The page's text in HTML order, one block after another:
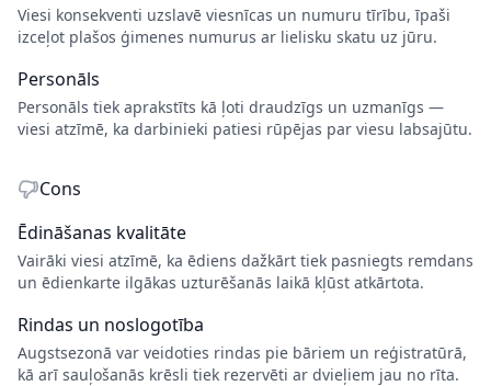
Viesi konsekventi uzslavē viesnīcas un numuru tīrību, īpaši
izceļot plašos ģimenes numurus ar lielisku skatu uz jūru.
Personāls
Personāls tiek aprakstīts kā ļoti draudzīgs un uzmanīgs —
viesi atzīmē, ka darbinieki patiesi rūpējas par viesu labsajūtu.
Cons
Ēdināšanas kvalitāte
Vairāki viesi atzīmē, ka ēdiens dažkārt tiek pasniegts remdans
un ēdienkarte ilgākas uzturēšanās laikā kļūst atkārtota.
Rindas un noslogotība
Augstsezonā var veidoties rindas pie bāriem un reģistratūrā,
kā arī sauļošanās krēsli tiek rezervēti ar dvieļiem jau no rīta.